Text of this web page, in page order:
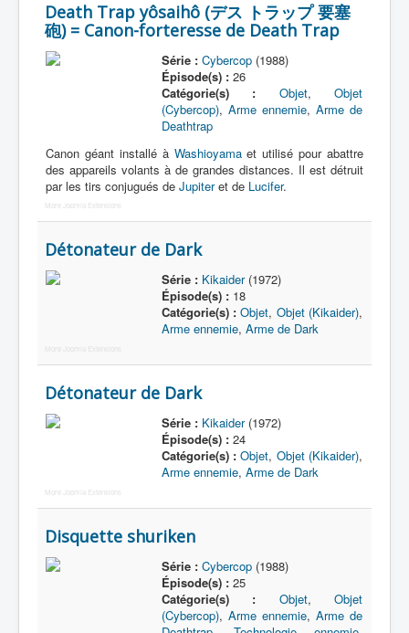
Death Trap yôsaihô (デス トラップ 要塞
砲) = Canon-forteresse de Death Trap
Série : Cybercop(1988)
Épisode(s) :26
Catégorie(s) :
Objet,Objet
(Cybercop), Arme ennemie, Arme de
Deathtrap
Canon géant installé à Washioyamaet utilisé pour abattre
des appareils volants à de grandes distances. Il est détruit
par les tirs conjugués de Jupiteret de Lucifer.
More Joomla Extensions
Détonateur de Dark
Série : Kikaider(1972)
Épisode(s) :18
Catégorie(s) : Objet, Objet (Kikaider),
Arme ennemie, Arme de Dark
More Joomla Extensions
Détonateur de Dark
Série : Kikaider(1972)
Épisode(s) :24
Catégorie(s) : Objet, Objet (Kikaider),
Arme ennemie, Arme de Dark
More Joomla Extensions
Disquette shuriken
Série : Cybercop(1988)
Épisode(s) :25
Catégorie(s) :
Objet,Objet
(Cybercop), Arme ennemie, Arme de